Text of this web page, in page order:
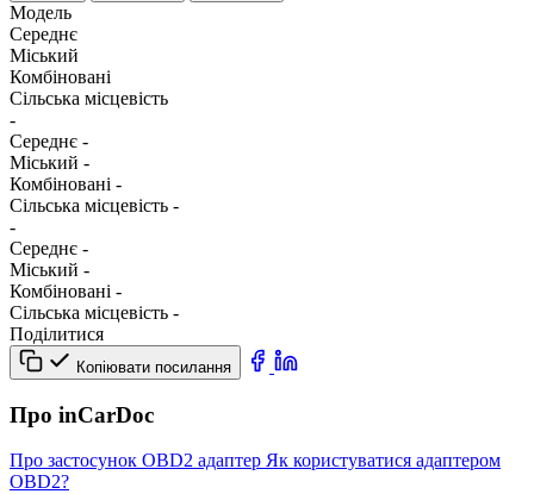
Модель
Середнє
Міський
Комбіновані
Сільська місцевість
-
Середнє -
Міський -
Комбіновані -
Сільська місцевість -
-
Середнє -
Міський -
Комбіновані -
Сільська місцевість -
Поділитися
Копіювати посилання
Про inCarDoc
Про застосунок OBD2 адаптер Як користуватися адаптером
OBD2?